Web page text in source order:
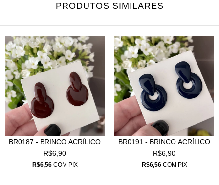
PRODUTOS SIMILARES
BR0187 - BRINCO ACRÍLICO
R$6,90
R$6,56 COM PIX
BR0191 - BRINCO ACRÍLICO
R$6,90
R$6,56 COM PIX